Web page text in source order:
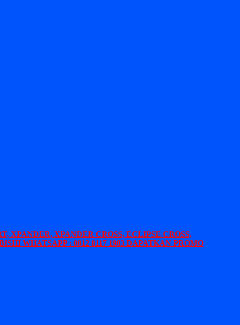
XPANDER, XPANDER CROSS, ECLIPSE CROSS,
WHATSAPP : 0812 8117 1983 DAPATKAN PROMO